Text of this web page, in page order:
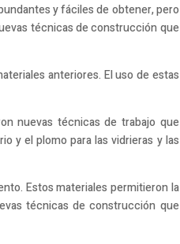
y fáciles de obtener, pero
técnicas de construcción que
anteriores. El uso de estas
nuevas técnicas de trabajo que
y el plomo para las vidrieras y las
Estos materiales permitieron la
técnicas de construcción que